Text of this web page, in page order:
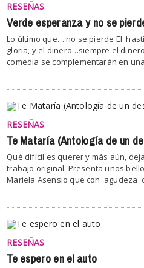
RESEÑAS
Verde esperanza y no se
Lo último que… no se pierde El
gloria, y el dinero…siempre el
comedia se complementarán en
RESEÑAS
Te Mataría (Antología de un
Qué difícil es querer y más aún,
trabajo original. Presenta unos
Mariela Asensio que con agudeza
RESEÑAS
Te espero en el auto